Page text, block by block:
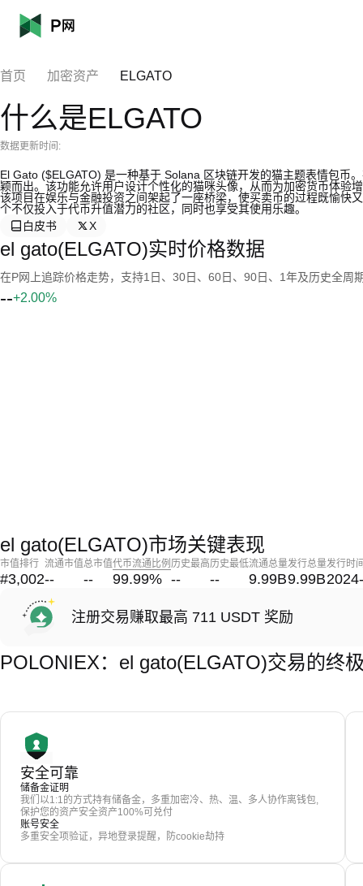
首页 加密资产 ELGATO
什么是ELGATO
数据更新时间:
El Gato ($ELGATO) 是一种基于 Solana 区块链开发的猫主题表情包币
颖而出。该功能允许用户设计个性化的猫咪头像，从而为加密货币体验
该项目在娱乐与金融投资之间架起了一座桥梁，使买卖币的过程既愉快
个不仅投入于代币升值潜力的社区，同时也享受其使用乐趣。
白皮书
X
el gato(ELGATO)实时价格数据
在P网上追踪价格走势，支持1日、30日、60日、90日、1年及历史全周
--+2.00%
el gato(ELGATO)市场关键表现
市值排行
#3,002
流通市值
--
总市值
--
代币流通比例
99.99%
历史最高
--
历史最低
--
流通总量
9.99B
发行总量
9.99B
发行时
注册交易赚取最高 711 USDT 奖励
POLONIEX：el gato(ELGATO)交易的终
安全可靠
储备金证明
我们以1:1的方式持有储备金，多重加密冷、热、温、多人协作离钱包,
保护您的资产安全资产100%可兑付
账号安全
多重安全项验证，异地登录提醒，防cookie劫持